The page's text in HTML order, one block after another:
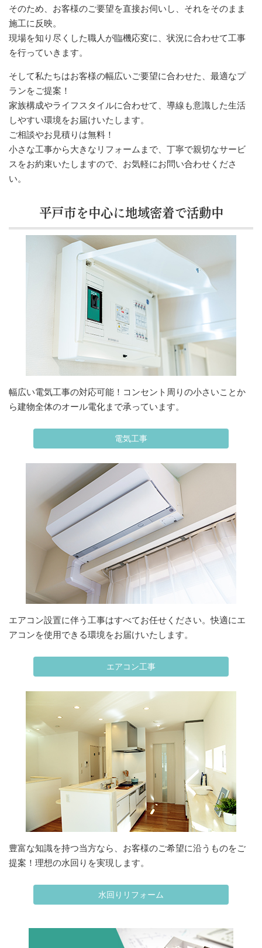
そのため、お客様のご要望を直接お伺いし、それをそのまま
施工に反映。
現場を知り尽くした職人が臨機応変に、状況に合わせて工事
を行っていきます。
そして私たちはお客様の幅広いご要望に合わせた、最適なプ
ランをご提案！
家族構成やライフスタイルに合わせて、導線も意識した生活
しやすい環境をお届けいたします。
ご相談やお見積りは無料！
小さな工事から大きなリフォームまで、丁寧で親切なサービ
スをお約束いたしますので、お気軽にお問い合わせくださ
い。
平戸市を中心に地域密着で活動中
幅広い電気工事の対応可能！コンセント周りの小さいことか
ら建物全体のオール電化まで承っています。
電気工事
エアコン設置に伴う工事はすべてお任せください。快適にエ
アコンを使用できる環境をお届けいたします。
エアコン工事
豊富な知識を持つ当方なら、お客様のご希望に沿うものをご
提案！理想の水回りを実現します。
水回りリフォーム